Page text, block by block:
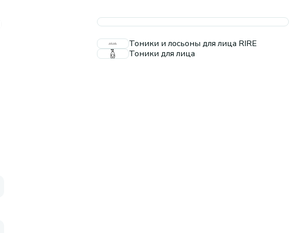
Тоники и лосьоны для лица RIRE
Тоники для лица